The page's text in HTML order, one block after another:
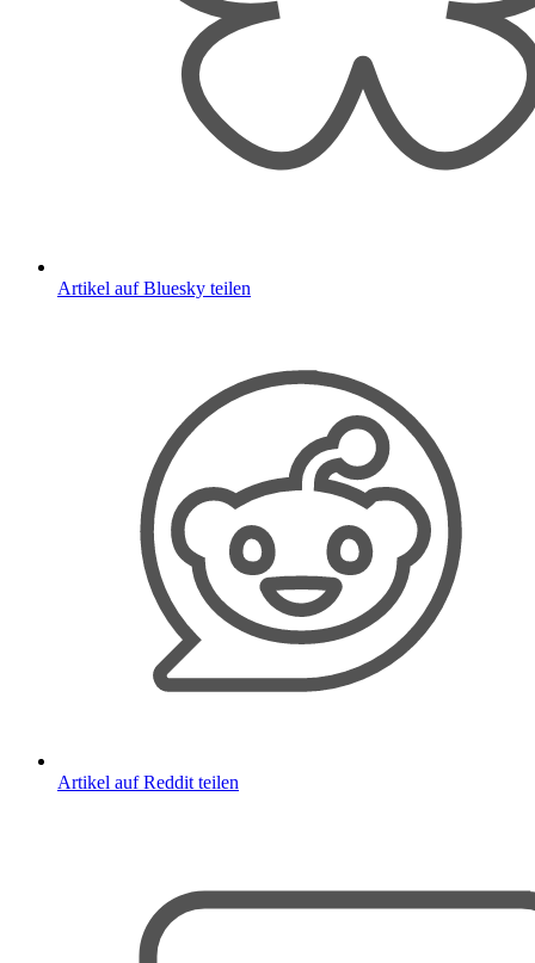
Artikel auf Bluesky teilen
Artikel auf Reddit teilen